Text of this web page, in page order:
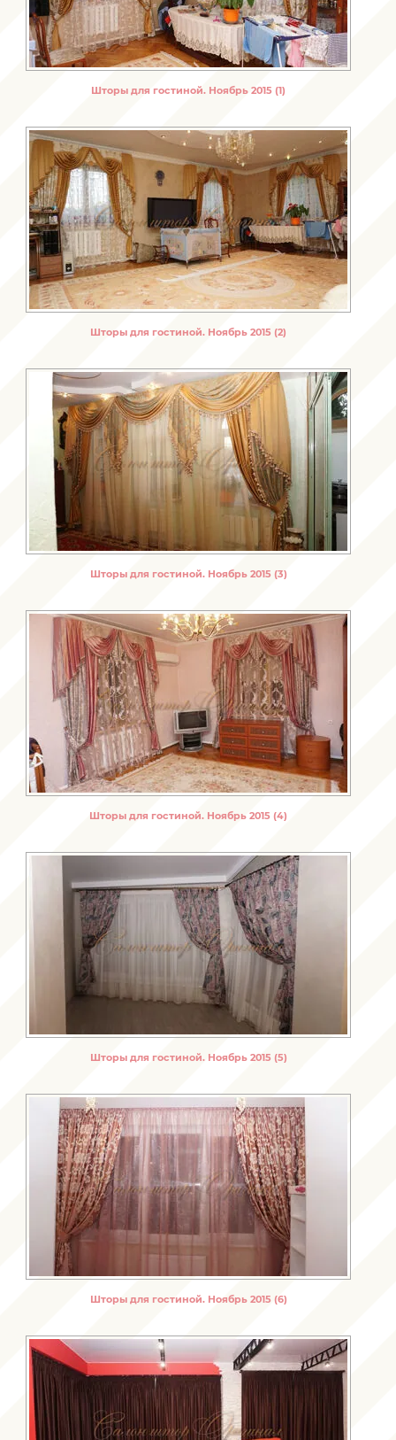
Шторы для гостиной. Ноябрь 2015 (1)
Шторы для гостиной. Ноябрь 2015 (2)
Шторы для гостиной. Ноябрь 2015 (3)
Шторы для гостиной. Ноябрь 2015 (4)
Шторы для гостиной. Ноябрь 2015 (5)
Шторы для гостиной. Ноябрь 2015 (6)